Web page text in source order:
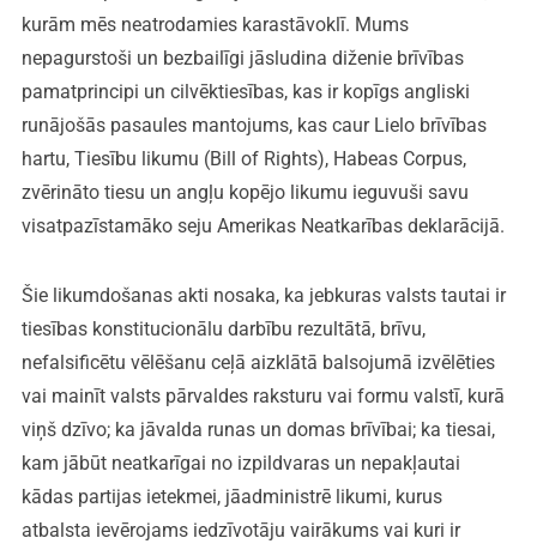
kurām mēs neatrodamies karastāvoklī. Mums
nepagurstoši un bezbailīgi jāsludina diženie brīvības
pamatprincipi un cilvēktiesības, kas ir kopīgs angliski
runājošās pasaules mantojums, kas caur Lielo brīvības
hartu, Tiesību likumu (Bill of Rights), Habeas Corpus,
zvērināto tiesu un angļu kopējo likumu ieguvuši savu
visatpazīstamāko seju Amerikas Neatkarības deklarācijā.
Šie likumdošanas akti nosaka, ka jebkuras valsts tautai ir
tiesības konstitucionālu darbību rezultātā, brīvu,
nefalsificētu vēlēšanu ceļā aizklātā balsojumā izvēlēties
vai mainīt valsts pārvaldes raksturu vai formu valstī, kurā
viņš dzīvo; ka jāvalda runas un domas brīvībai; ka tiesai,
kam jābūt neatkarīgai no izpildvaras un nepakļautai
kādas partijas ietekmei, jāadministrē likumi, kurus
atbalsta ievērojams iedzīvotāju vairākums vai kuri ir